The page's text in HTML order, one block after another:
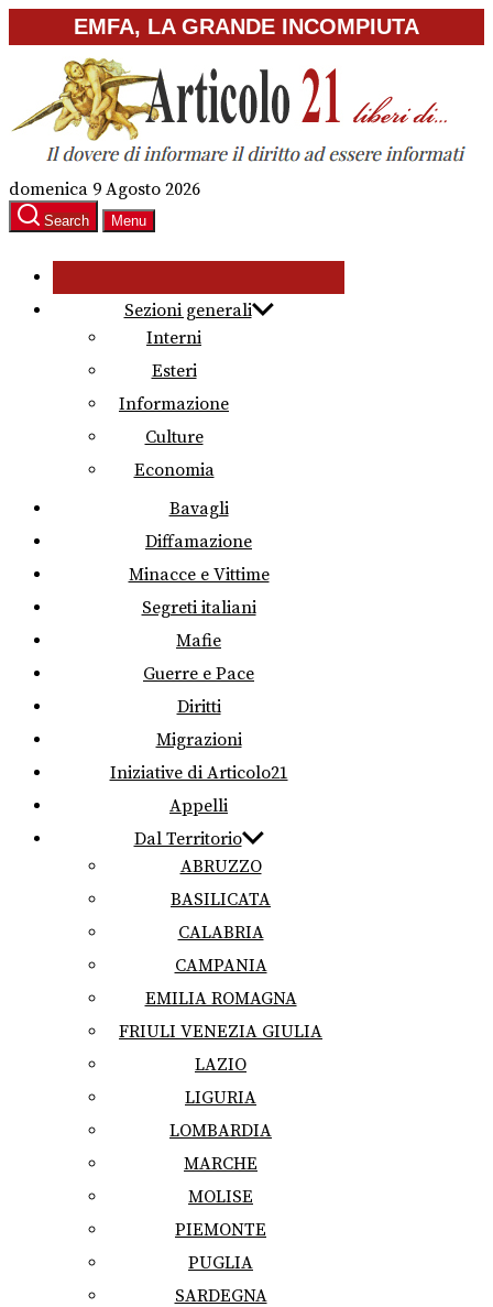
to
content
EMFA, LA GRANDE INCOMPIUTA
domenica 9 Agosto 2026
Search Menu
Sezioni generali
Interni
Esteri
Informazione
Culture
Economia
Bavagli
Diffamazione
Minacce e Vittime
Segreti italiani
Mafie
Guerre e Pace
Diritti
Migrazioni
Iniziative di Articolo21
Appelli
Dal Territorio
ABRUZZO
BASILICATA
CALABRIA
CAMPANIA
EMILIA ROMAGNA
FRIULI VENEZIA GIULIA
LAZIO
LIGURIA
LOMBARDIA
MARCHE
MOLISE
PIEMONTE
PUGLIA
SARDEGNA